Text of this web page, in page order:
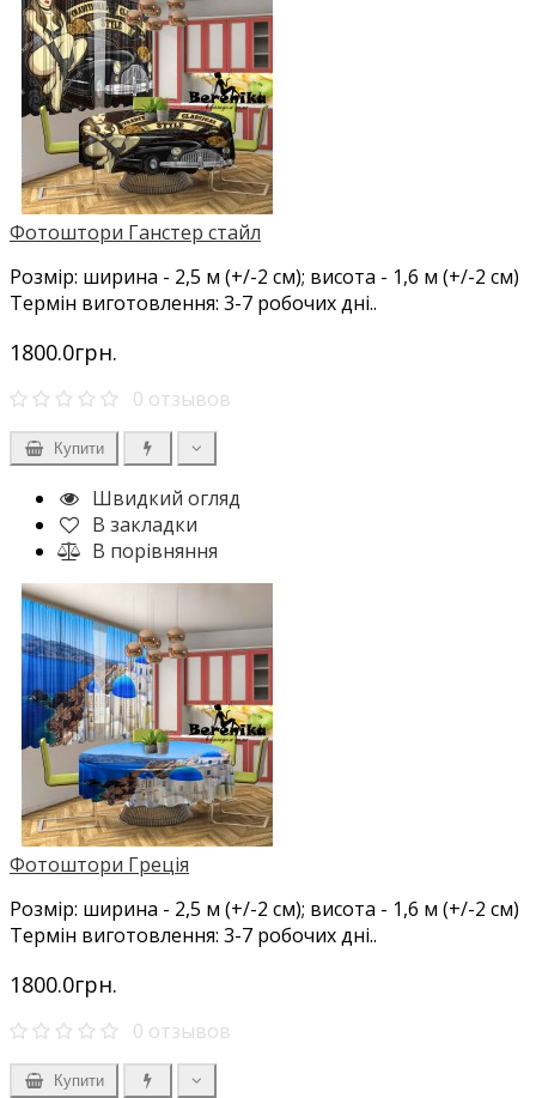
Фотоштори Ганстер стайл
Розмір: ширина - 2,5 м (+/-2 см); висота - 1,6 м (+/-2 см)
Термін виготовлення: 3-7 робочих дні..
1800.0грн.
0 отзывов
Купити
Швидкий огляд
В закладки
В порівняння
Фотоштори Греція
Розмір: ширина - 2,5 м (+/-2 см); висота - 1,6 м (+/-2 см)
Термін виготовлення: 3-7 робочих дні..
1800.0грн.
0 отзывов
Купити